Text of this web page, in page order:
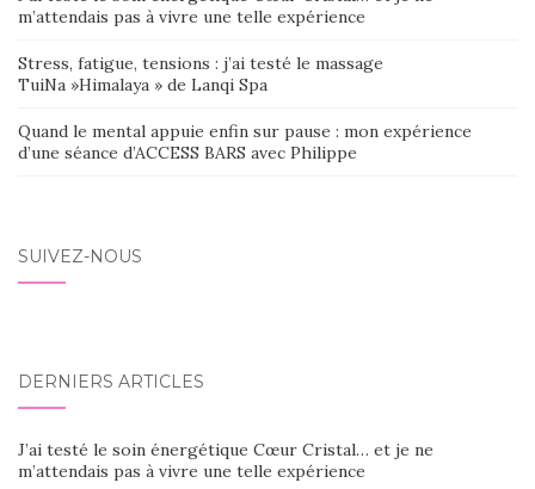
m’attendais pas à vivre une telle expérience
Stress, fatigue, tensions : j’ai testé le massage
TuiNa »Himalaya » de Lanqi Spa
Quand le mental appuie enfin sur pause : mon expérience
d’une séance d’ACCESS BARS avec Philippe
SUIVEZ-NOUS
DERNIERS ARTICLES
J’ai testé le soin énergétique Cœur Cristal… et je ne
m’attendais pas à vivre une telle expérience